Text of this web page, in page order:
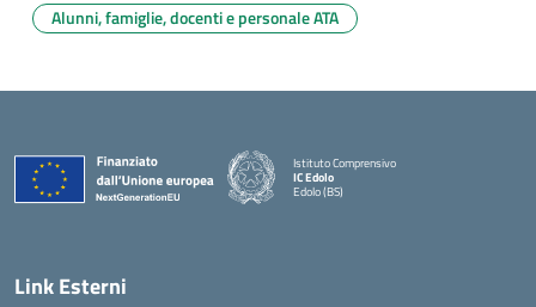
Alunni, famiglie, docenti e personale ATA
Istituto Comprensivo
IC Edolo
Edolo (BS)
Link Esterni